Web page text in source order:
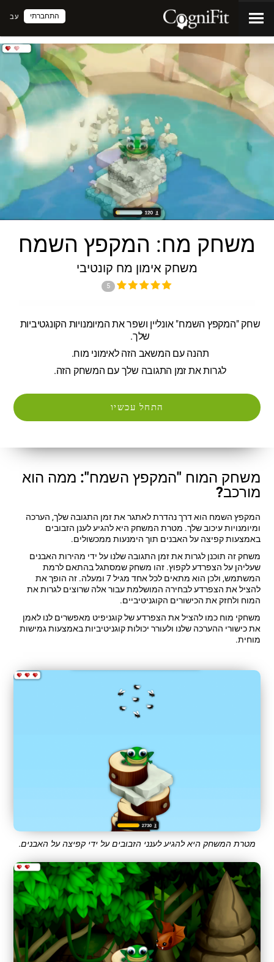
עב התחברתי
משחק מח: המקפץ השמח
משחק אימון מח קונטיבי
5
שחק "המקפץ השמח" אונליין ושפר את המיומנויות הקונגטיביות
שלך.
תהנה עם המשאב הזה לאימוני מוח.
לגרות את זמן התגובה שלך עם המשחק הזה.
התחל עכשיו
משחק המוח "המקפץ השמח": ממה הוא
מורכב?
המקפץ השמח הוא דרך נהדרת לאתגר את זמן התגובה שלך, הערכה
ומיומנויות עיכוב שלך. מטרת המשחק היא להגיע לענן הזבובים
באמצעות קפיצה על האבנים תוך הימנעות ממכשולים.
משחק זה תוכנן לגרות את זמן התגובה שלנו על ידי מהירות האבנים
שעליהן על הצפרדע לקפוץ. זהו משחק שמסתגל בהתאם לרמת
המשתמש, ולכן הוא מתאים לכל אחד מגיל 7 ומעלה. זה הופך את
להציל את הצפרדע לבחירה המושלמת עבור אלה שרוצים לגרות את
המוח ולחזק את הכישורים הקוגניטיביים.
משחקי מוח כמו להציל את הצפרדע של קוגניפיט מאפשרים לנו לאמן
את כישורי ההערכה שלנו ולעורר יכולות קוגניטיביות באמצעות גמישות
מוחית.
מטרת המשחק היא להגיע לענני הזבובים על ידי קפיצה על האבנים.